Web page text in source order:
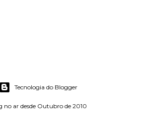
Tecnologia do Blogger
no ar desde Outubro de 2010